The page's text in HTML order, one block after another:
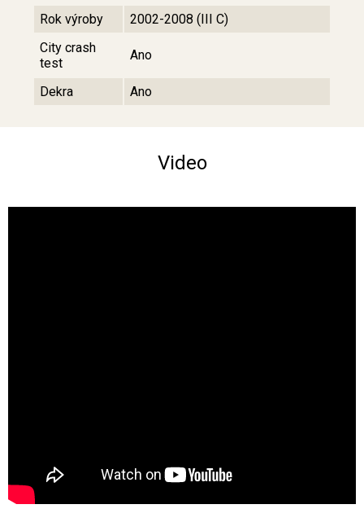
Rok výroby
2002-2008 (III C)
City crash
test
Ano
Dekra Ano
Video